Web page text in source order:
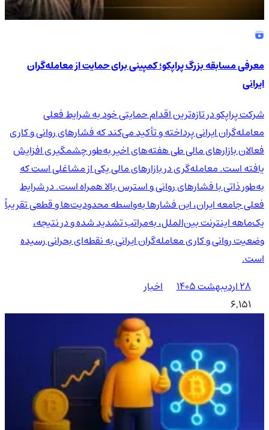
معرفی مسابقه بزرگ پراپکو؛ کمپینی برای حمایت از معامله‌گران
ایرانی
شرکت پراپکو در تازه‌ترین اقدام حمایتی خود به شرایط فعلی
معامله‌گران ایرانی پرداخته و تأکید می‌کند که فشارهای روانی و کاری
فعالان بازارهای مالی طی هفته‌های اخیر به‌طور چشمگیری افزایش
یافته است. معامله‌گری در بازارهای مالی یکی از مشاغلی است که
به‌طور ذاتی با فشارهای روانی و استرس بالا همراه است. در شرایط
فعلی جامعه ایران، این فشارها به‌واسطه محدودیت‌ها و قطعی تقریباً
یک‌ماهه اینترنت بین‌الملل، به‌مراتب تشدید شده و در نتیجه،
وضعیت روانی و کاری معامله‌گران ایرانی به نقطه‌ای بحرانی رسیده
است.
۲۸ اردیبهشت ۱۴۰۵
اخبار
6,151